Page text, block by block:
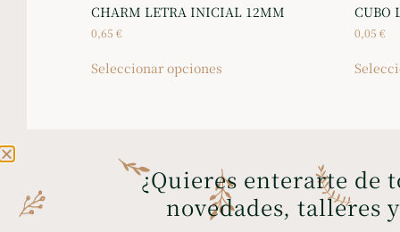
CHARM LETRA INICIAL 12MM
0,65 €
Seleccionar opciones
CUBO
0,05 €
ENVÍOS GRATIS A PENÍNSULA Y
BALEARES
¿Quieres enterarte de
novedades, talleres